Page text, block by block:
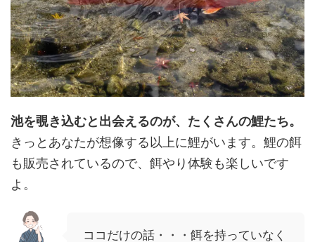
池を覗き込むと出会えるのが、たくさんの鯉たち。
きっとあなたが想像する以上に鯉がいます。鯉の餌
も販売されているので、餌やり体験も楽しいです
よ。
ココだけの話・・・餌を持っていなく